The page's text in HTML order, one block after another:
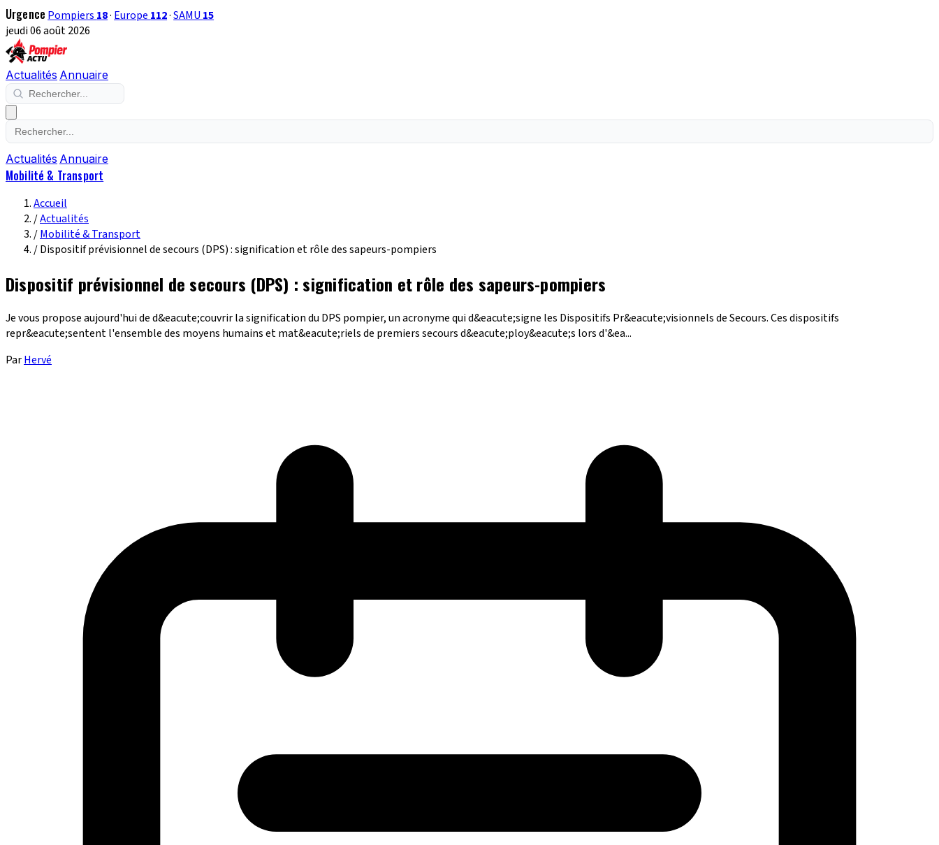
Urgence Pompiers 18· Europe 112·SAMU 15
jeudi 06 août 2026
Actualités Annuaire
Actualités Annuaire
Mobilité & Transport
Accueil
/Actualités
/Mobilité & Transport
/Dispositif prévisionnel de secours (DPS) : signification et rôle des sapeurs-pompiers
Dispositif prévisionnel de secours (DPS) : signification et rôle des sapeurs-pompiers
Je vous propose aujourd'hui de d&eacute;couvrir la signification du DPS pompier, un acronyme qui d&eacute;signe les Dispositifs Pr&eacute;visionnels de Secours. Ces dispositifs
repr&eacute;sentent l'ensemble des moyens humains et mat&eacute;riels de premiers secours d&eacute;ploy&eacute;s lors d'&ea...
ParHervé